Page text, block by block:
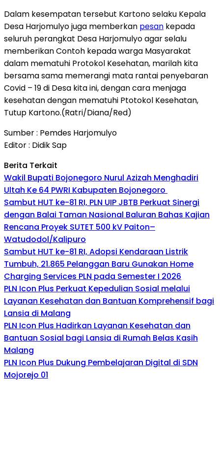
Dalam kesempatan tersebut Kartono selaku Kepala
Desa Harjomulyo juga memberkan pesan kepada
seluruh perangkat Desa Harjomulyo agar selalu
memberikan Contoh kepada warga Masyarakat
dalam mematuhi Protokol Kesehatan, marilah kita
bersama sama memerangi mata rantai penyebaran
Covid – 19 di Desa kita ini, dengan cara menjaga
kesehatan dengan mematuhi Ptotokol Kesehatan,
Tutup Kartono.(Ratri/Diana/Red)
Sumber : Pemdes Harjomulyo
Editor : Didik Sap
Berita Terkait
Wakil Bupati Bojonegoro Nurul Azizah Menghadiri
Ultah Ke 64 PWRI Kabupaten Bojonegoro
Sambut HUT ke-81 RI, PLN UIP JBTB Perkuat Sinergi
dengan Balai Taman Nasional Baluran Bahas Kajian
Rencana Proyek SUTET 500 kV Paiton–
Watudodol/Kalipuro
Sambut HUT ke-81 RI, Adopsi Kendaraan Listrik
Tumbuh, 21.865 Pelanggan Baru Gunakan Home
Charging Services PLN pada Semester I 2026
PLN Icon Plus Perkuat Kepedulian Sosial melalui
Layanan Kesehatan dan Bantuan Komprehensif bagi
Lansia di Malang
PLN Icon Plus Hadirkan Layanan Kesehatan dan
Bantuan Sosial bagi Lansia di Rumah Belas Kasih
Malang
PLN Icon Plus Dukung Pembelajaran Digital di SDN
Mojorejo 01